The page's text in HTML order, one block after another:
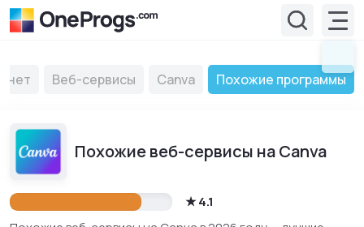
Веб-сервисы Canva Похожие программы
Похожие веб-сервисы на Canva
4.1